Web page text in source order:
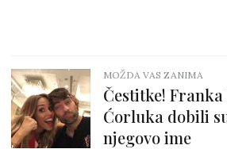
MOŽDA VAS ZANIMA
Čestitke!
Ćorluka dobili
njegovo ime